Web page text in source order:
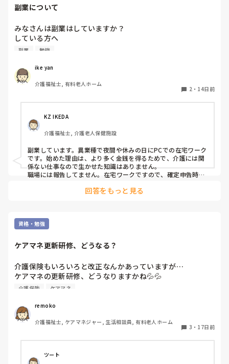
副業について
みなさんは副業はしていますか？
している方へ
なぜ副業しようと思いましたか？
職場のには報告していますか？
得て行かせた知識はありますか？
可能な範囲で教えてください。
副業 勉強
ike yan
介護福祉士, 有料老人ホーム
2 ・ 14日前
KZ IKEDA
介護福祉士, 介護老人保健施設
副業しています。異業種で夜間や休みの日にPCでの在宅ワーク
です。始めた理由は、より多く金銭を得るためで、介護には関
係ない仕事なので生かせた知識はありません。
職場には報告してません。在宅ワークですので、確定申告時に
います。←たぶん。保証はしません。
回答をもっと見る
資格・勉強
ケアマネ更新研修、どうなる？
介護保険もいろいろと改正なんかあっていますが…
ケアマネの更新研修、どうなりますかね💦💦
来年以降なくなるみたいに決まったようですが、実際どうな
ヒヤしてます。（←更新研修の時間が長く、保育園や学童ど
うしよう、当日子どもが風邪で休んだらどうしようとかいろ
いろ悩みあります。）
皆さん、どう思いますか？
介護保険 ケアマネ
remoko
介護福祉士, ケアマネジャー, 生活相談員, 有料老人ホーム
3 ・ 17日前
ツート